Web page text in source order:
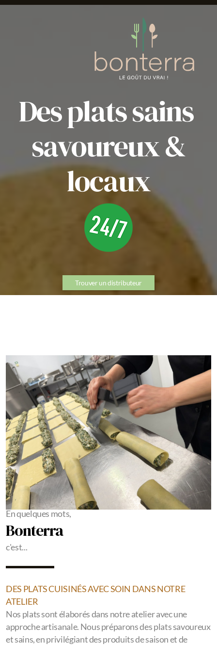
Des plats sains
savoureux &
locaux
Trouver un distributeur
En quelques mots,
Bonterra
c'est...
DES PLATS CUISINÉS AVEC SOIN DANS NOTRE
ATELIER
Nos plats sont élaborés dans notre atelier avec une
approche artisanale. Nous préparons des plats savoureux
et sains, en privilégiant des produits de saison et de